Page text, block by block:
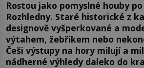
Rostou jako pomyslné houby
Rozhledny. Staré historické z
designově vyšperkované a
výtahem, žebříkem nebo
Češi výstupy na hory milují a
nádherné výhledy daleko do